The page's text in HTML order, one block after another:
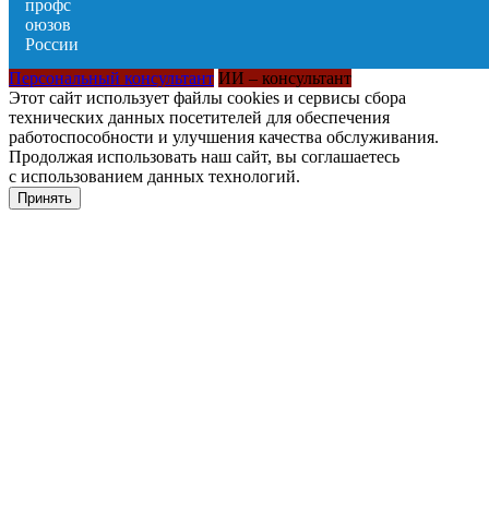
Персональный консультант ИИ – консультант
Этот сайт использует файлы cookies и сервисы сбора
технических данных посетителей для обеспечения
работоспособности и улучшения качества обслуживания.
Продолжая использовать наш сайт, вы соглашаетесь
с использованием данных технологий.
Принять